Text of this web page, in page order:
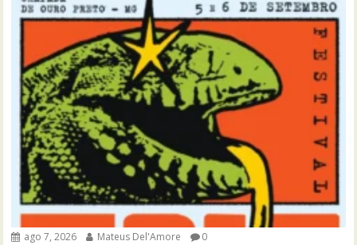
ago 7, 2026 Mateus Del'Amore 0